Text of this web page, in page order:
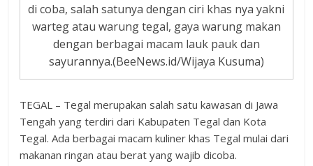
di coba, salah satunya dengan ciri khas nya yakni
warteg atau warung tegal, gaya warung makan
dengan berbagai macam lauk pauk dan
sayurannya.(BeeNews.id/Wijaya Kusuma)
TEGAL – Tegal merupakan salah satu kawasan di Jawa
Tengah yang terdiri dari Kabupaten Tegal dan Kota
Tegal. Ada berbagai macam kuliner khas Tegal mulai dari
makanan ringan atau berat yang wajib dicoba.